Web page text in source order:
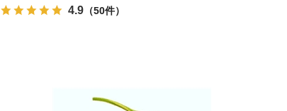
4.9 （50件）